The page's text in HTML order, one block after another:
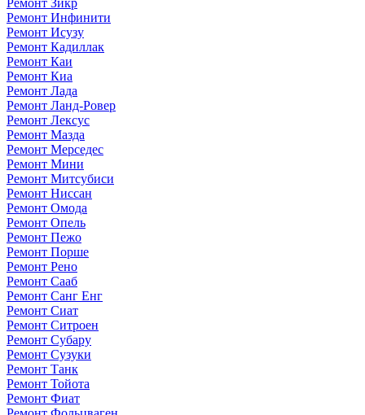
Ремонт Зикр
Ремонт Инфинити
Ремонт Исузу
Ремонт Кадиллак
Ремонт Каи
Ремонт Киа
Ремонт Лада
Ремонт Ланд-Ровер
Ремонт Лексус
Ремонт Мазда
Ремонт Мерседес
Ремонт Мини
Ремонт Митсубиси
Ремонт Ниссан
Ремонт Омода
Ремонт Опель
Ремонт Пежо
Ремонт Порше
Ремонт Рено
Ремонт Сааб
Ремонт Санг Енг
Ремонт Сиат
Ремонт Ситроен
Ремонт Субару
Ремонт Сузуки
Ремонт Танк
Ремонт Тойота
Ремонт Фиат